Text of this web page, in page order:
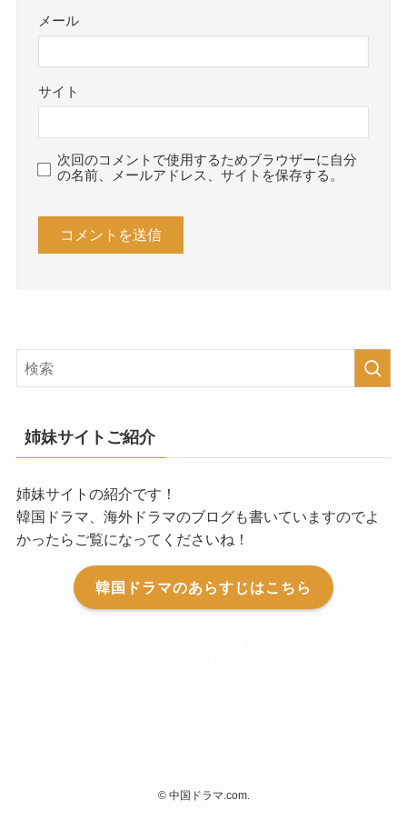
メール
サイト
次回のコメントで使用するためブラウザーに自分
の名前、メールアドレス、サイトを保存する。
姉妹サイトご紹介
姉妹サイトの紹介です！
韓国ドラマ、海外ドラマのブログも書いていますのでよ
かったらご覧になってくださいね！
韓国ドラマのあらすじはこちら
©中国ドラマ.com.